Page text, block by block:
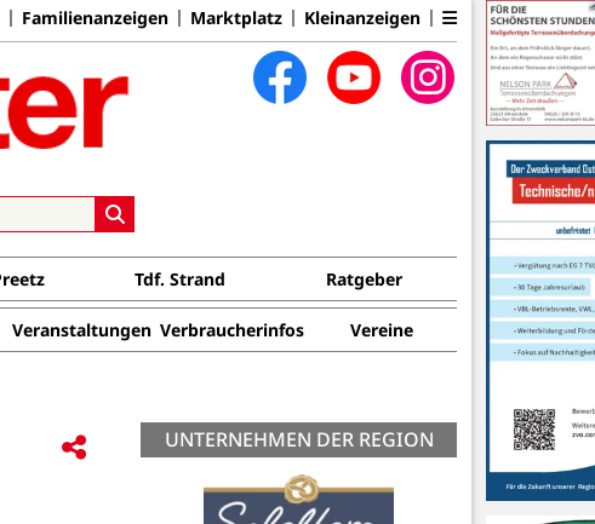
Familienanzeigen Marktplatz Kleinanzeigen
Tdf. Strand Ratgeber
Veranstaltungen Verbraucherinfos Vereine
UNTERNEHMEN DER REGION